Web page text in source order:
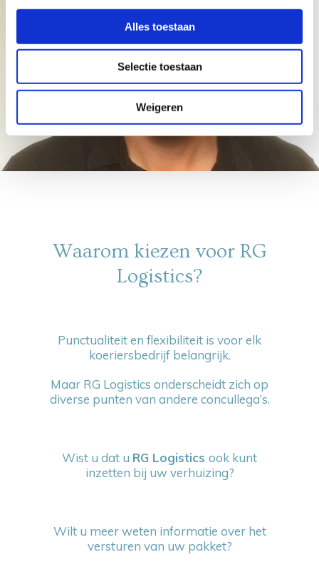
Alles toestaan
Selectie toestaan
Weigeren
Waarom kiezen voor RG
Logistics?
Punctualiteit en flexibiliteit is voor elk
koeriersbedrijf belangrijk.
Maar RG Logistics onderscheidt zich op
diverse punten van andere concullega’s.
Wist u dat u RG Logistics ook kunt
inzetten bij uw verhuizing?
Wilt u meer weten informatie over het
versturen van uw pakket?